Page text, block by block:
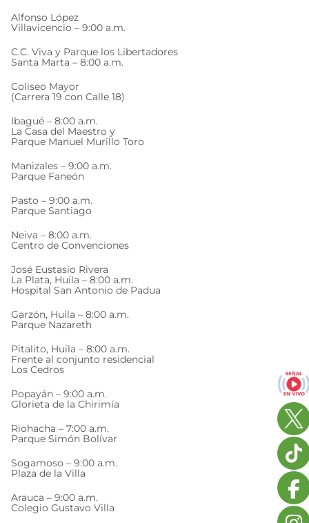
Alfonso López
Villavicencio – 9:00 a.m.
C.C. Viva y Parque los Libertadores
Santa Marta – 8:00 a.m.
Coliseo Mayor
(Carrera 19 con Calle 18)
Ibagué – 8:00 a.m.
La Casa del Maestro y
Parque Manuel Murillo Toro
Manizales – 9:00 a.m.
Parque Faneón
Pasto – 9:00 a.m.
Parque Santiago
Neiva – 8:00 a.m.
Centro de Convenciones
José Eustasio Rivera
La Plata, Huila – 8:00 a.m.
Hospital San Antonio de Padua
Garzón, Huila – 8:00 a.m.
Parque Nazareth
Pitalito, Huila – 8:00 a.m.
Frente al conjunto residencial
Los Cedros
Popayán – 9:00 a.m.
Glorieta de la Chirimía
Riohacha – 7:00 a.m.
Parque Simón Bolívar
Sogamoso – 9:00 a.m.
Plaza de la Villa
Arauca – 9:00 a.m.
Colegio Gustavo Villa